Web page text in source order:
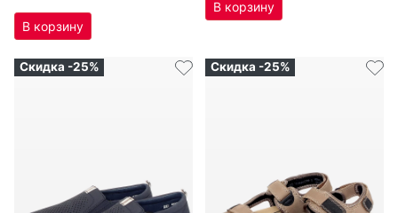
Скидка -25% Скидка -25%